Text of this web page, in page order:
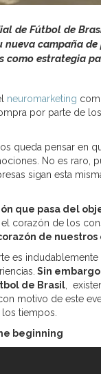
de Fútbol de
nueva campaña
como estrategia
neuromarketing
por parte de
queda pensar en
No es raro,
sigan esta
que pasa del
corazón de los
de nuestros
es
Sin
de Brasil ,
motivo de este
tiempos.
beginning